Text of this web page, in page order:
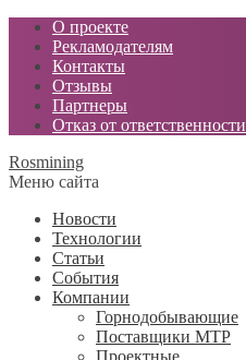
О проекте
Рекламодателям
Контакты
Отзывы
Партнеры
Отказ от ответственности
Rosmining
Меню сайта
Новости
Технологии
Статьи
События
Компании
Горнодобывающие
Поставщики МТР
Проектные